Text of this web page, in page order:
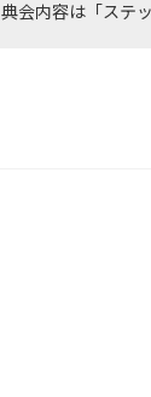
典会内容は「ステ